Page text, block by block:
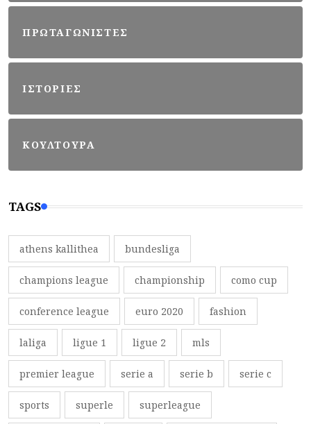
ΠΡΩΤΑΓΩΝΙΣΤΕΣ
ΙΣΤΟΡΙΕΣ
ΚΟΥΛΤΟΥΡΑ
TAGS
athens kallithea bundesliga
champions league championship como cup
conference league euro 2020 fashion
laliga ligue 1 ligue 2 mls
premier league serie a serie b serie c
sports superle superleague